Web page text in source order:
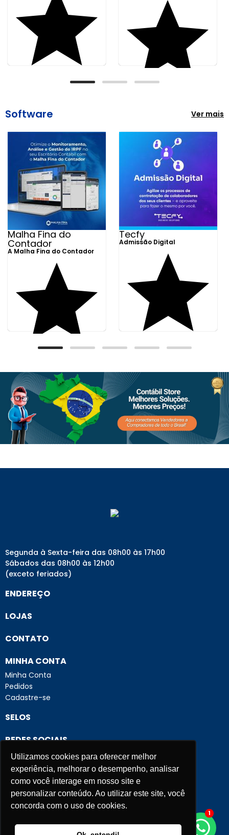
Utilizamos cookies para oferecer melhor
experiência, melhorar o desempenho, analisar
como você interage em nosso site e
personalizar conteúdo. Ao utilizar este site, você
concorda com o uso de cookies.
Software Ver mais
Malha Fina do
Contador
A Malha Fina do Contador
Preço Exclusivo para
Loja Online
Tecfy
Admissão Digital
Tenho interesse
Loja Online
Segunda à Sexta-feira das 08h00 às 17h00
Sábados das 08h00 às 12h00
(exceto feriados)
ENDEREÇO
LOJAS
CONTATO
MINHA CONTA
Minha Conta
Pedidos
Cadastre-se
SELOS
REDES SOCIAIS
FORMAS DE PAGAMENTO
Criação e Desenvolvimento Agência New Humans|
1